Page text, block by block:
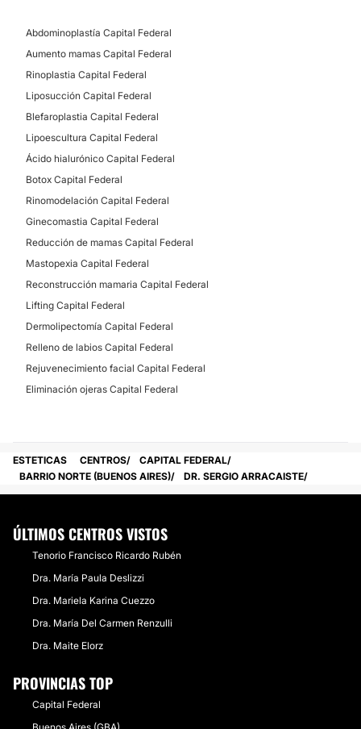
No
Abdominoplastía Capital Federal
Aumento mamas Capital Federal
Rinoplastia Capital Federal
Liposucción Capital Federal
Blefaroplastia Capital Federal
Lipoescultura Capital Federal
Ácido hialurónico Capital Federal
Botox Capital Federal
Rinomodelación Capital Federal
Ginecomastia Capital Federal
Reducción de mamas Capital Federal
Mastopexia Capital Federal
Reconstrucción mamaria Capital Federal
Lifting Capital Federal
Dermolipectomía Capital Federal
Relleno de labios Capital Federal
Rejuvenecimiento facial Capital Federal
Eliminación ojeras Capital Federal
ESTETICAS CENTROS
CAPITAL FEDERAL
BARRIO NORTE (BUENOS AIRES)
DR. SERGIO ARRACAISTE
ÚLTIMOS CENTROS VISTOS
Tenorio Francisco Ricardo Rubén
Dra. María Paula Deslizzi
Dra. Mariela Karina Cuezzo
Dra. María Del Carmen Renzulli
Dra. Maite Elorz
PROVINCIAS TOP
Capital Federal